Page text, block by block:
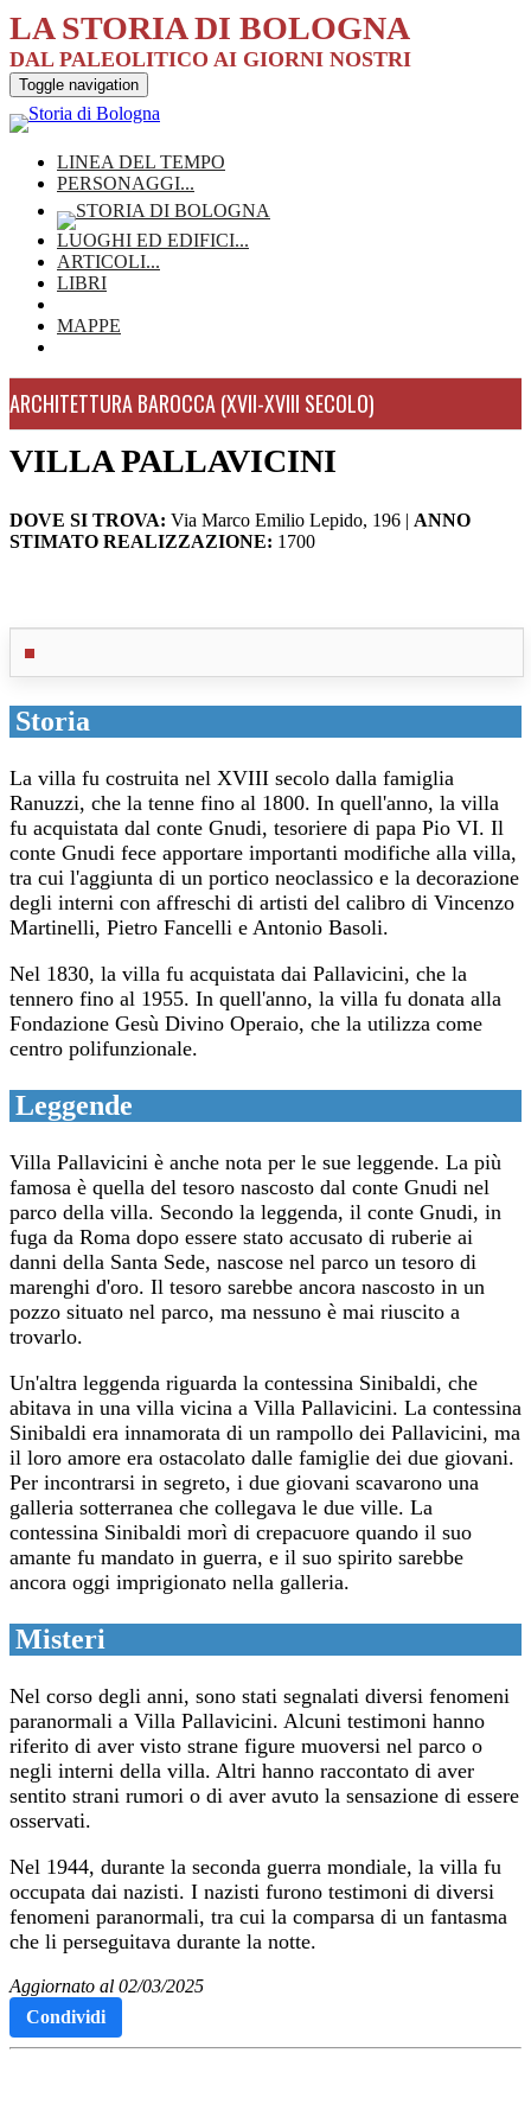
LA STORIA DI BOLOGNA
DAL PALEOLITICO AI GIORNI NOSTRI
Toggle navigation
LINEA DEL TEMPO
PERSONAGGI...
LUOGHI ED EDIFICI...
ARTICOLI...
LIBRI
MAPPE
ARCHITETTURA BAROCCA (XVII-XVIII SECOLO)
VILLA PALLAVICINI
DOVE SI TROVA: Via Marco Emilio Lepido, 196 | ANNO
STIMATO REALIZZAZIONE: 1700
Storia
La villa fu costruita nel XVIII secolo dalla famiglia
Ranuzzi, che la tenne fino al 1800. In quell'anno, la villa
fu acquistata dal conte Gnudi, tesoriere di papa Pio VI. Il
conte Gnudi fece apportare importanti modifiche alla villa,
tra cui l'aggiunta di un portico neoclassico e la decorazione
degli interni con affreschi di artisti del calibro di Vincenzo
Martinelli, Pietro Fancelli e Antonio Basoli.
Nel 1830, la villa fu acquistata dai Pallavicini, che la
tennero fino al 1955. In quell'anno, la villa fu donata alla
Fondazione Gesù Divino Operaio, che la utilizza come
centro polifunzionale.
Leggende
Villa Pallavicini è anche nota per le sue leggende. La più
famosa è quella del tesoro nascosto dal conte Gnudi nel
parco della villa. Secondo la leggenda, il conte Gnudi, in
fuga da Roma dopo essere stato accusato di ruberie ai
danni della Santa Sede, nascose nel parco un tesoro di
marenghi d'oro. Il tesoro sarebbe ancora nascosto in un
pozzo situato nel parco, ma nessuno è mai riuscito a
trovarlo.
Un'altra leggenda riguarda la contessina Sinibaldi, che
abitava in una villa vicina a Villa Pallavicini. La contessina
Sinibaldi era innamorata di un rampollo dei Pallavicini, ma
il loro amore era ostacolato dalle famiglie dei due giovani.
Per incontrarsi in segreto, i due giovani scavarono una
galleria sotterranea che collegava le due ville. La
contessina Sinibaldi morì di crepacuore quando il suo
amante fu mandato in guerra, e il suo spirito sarebbe
ancora oggi imprigionato nella galleria.
Misteri
Nel corso degli anni, sono stati segnalati diversi fenomeni
paranormali a Villa Pallavicini. Alcuni testimoni hanno
riferito di aver visto strane figure muoversi nel parco o
negli interni della villa. Altri hanno raccontato di aver
sentito strani rumori o di aver avuto la sensazione di essere
osservati.
Nel 1944, durante la seconda guerra mondiale, la villa fu
occupata dai nazisti. I nazisti furono testimoni di diversi
fenomeni paranormali, tra cui la comparsa di un fantasma
che li perseguitava durante la notte.
Aggiornato al 02/03/2025
Condividi